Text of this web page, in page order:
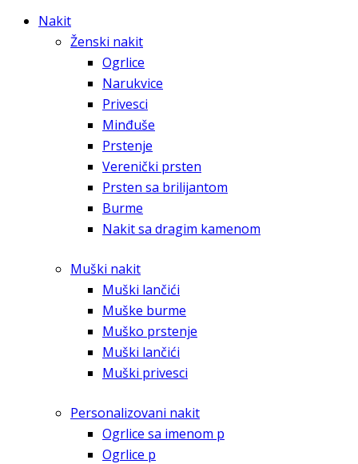
Nakit
Ženski nakit
Ogrlice
Narukvice
Privesci
Minđuše
Prstenje
Verenički prsten
Prsten sa brilijantom
Burme
Nakit sa dragim kamenom
Muški nakit
Muški lančići
Muške burme
Muško prstenje
Muški lančići
Muški privesci
Personalizovani nakit
Ogrlice sa imenom p
Ogrlice p